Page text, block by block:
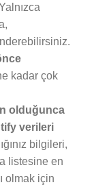
kadar çok
olduğunca
verileri
bilgileri,
listesine en
olmak için